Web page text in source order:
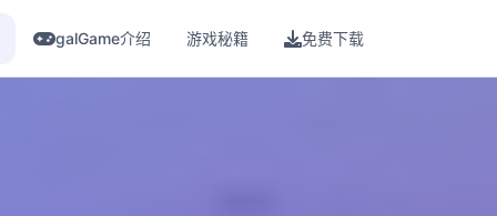
galGame介绍 游戏秘籍 免费下载